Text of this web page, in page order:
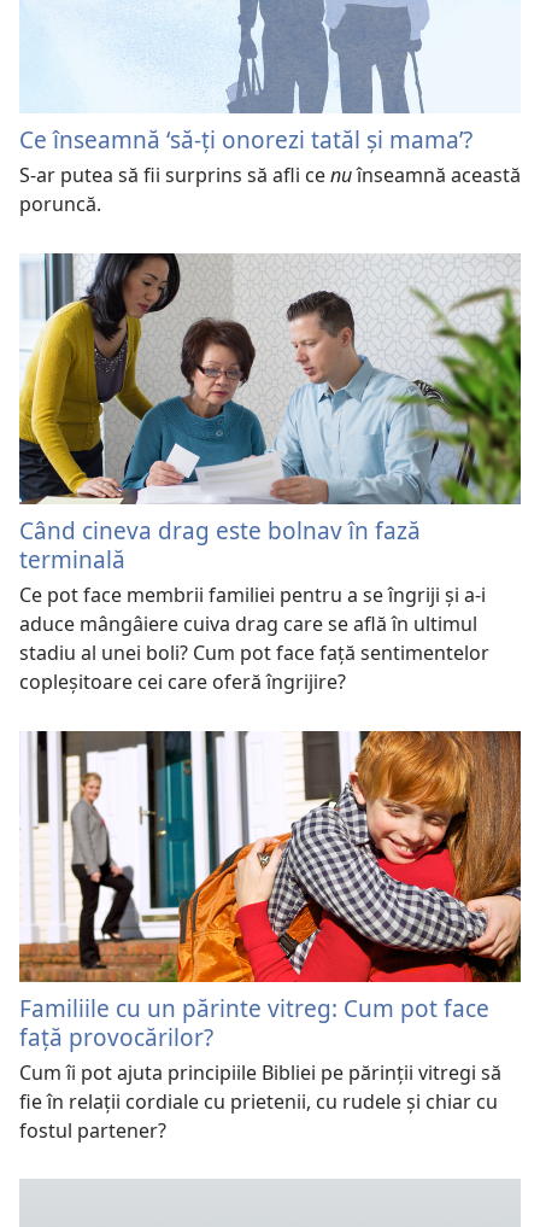
Ce înseamnă ʻsă-ți onorezi tatăl și mamaʼ?
S-ar putea să fii surprins să afli cenuînseamnă această
poruncă.
Când cineva drag este bolnav în fază
terminală
Ce pot face membrii familiei pentru a se îngriji și a-i
aduce mângâiere cuiva drag care se află în ultimul
stadiu al unei boli? Cum pot face față sentimentelor
copleșitoare cei care oferă îngrijire?
Familiile cu un părinte vitreg: Cum pot face
faţă provocărilor?
Cum îi pot ajuta principiile Bibliei pe părinţii vitregi să
fie în relaţii cordiale cu prietenii, cu rudele şi chiar cu
fostul partener?